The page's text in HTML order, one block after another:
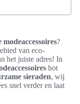
?
van eco-
het juiste adres! In
hot
sieraden, wij
snel verder en laat